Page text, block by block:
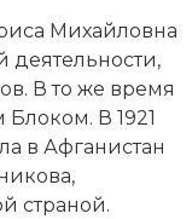
Михайловна
деятельности,
В то же время
Блоком. В 1921
в Афганистан
страной.